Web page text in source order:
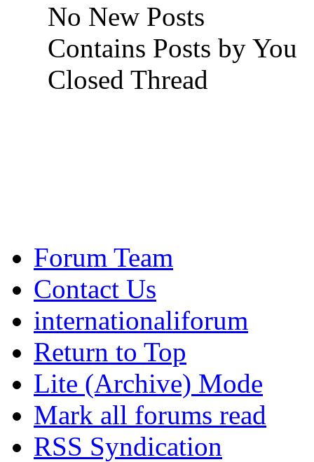
No New Posts
Contains Posts by You
Closed Thread
Forum Team
Contact Us
internationaliforum
Return to Top
Lite (Archive) Mode
Mark all forums read
RSS Syndication